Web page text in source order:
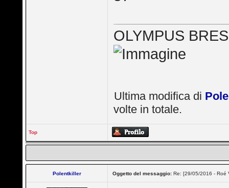
OLYMPUS
Ultima modifica di
volte in totale.
Top
Polentkiller Oggetto del messaggio: Re: [29/05/2016 - Roé